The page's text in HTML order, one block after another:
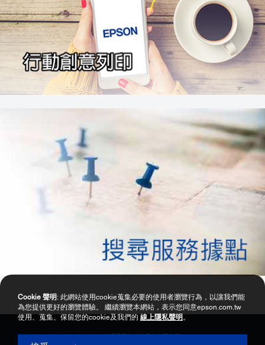
Copyright © 2000-2026 台灣愛普生科技股份有限公司
Cookie 聲明 : 此網站使用cookie蒐集必要的使用者瀏覽行為，以讓我們能
為您提供更好的瀏覽體驗。 繼續瀏覽本網站，表示您同意epson.com.tw
使用、蒐集、保留您的cookie及我們的 線上隱私聲明 。